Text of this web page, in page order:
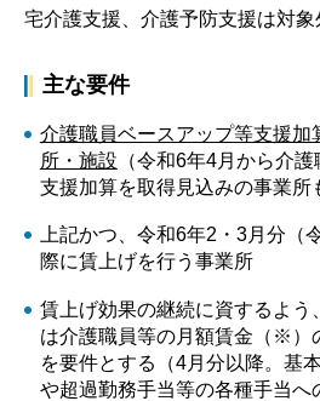
宅介護支援、介護予防支援は対象
主な要件
介護職員ベースアップ等支援加
所・施設 （令和6年4月から介
支援加算を取得見込みの事業所
上記かつ、令和6年2・3月分（
際に賃上げを行う事業所
賃上げ効果の継続に資するよう
は介護職員等の月額賃金（※）
を要件とする（4月分以降。基
や超過勤務手当等の各種手当へ